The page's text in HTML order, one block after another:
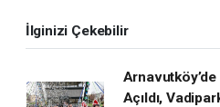
İlginizi Çekebilir
Açıldı,